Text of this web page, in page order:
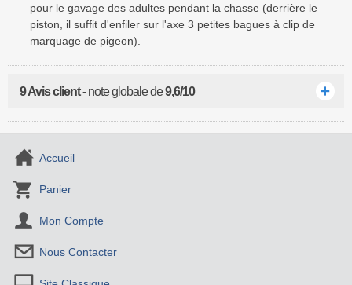
pour le gavage des adultes pendant la chasse (derrière le
piston, il suffit d'enfiler sur l'axe 3 petites bagues à clip de
marquage de pigeon).
9 Avis client -note globale de9,6/10
Accueil
Panier
Mon Compte
Nous Contacter